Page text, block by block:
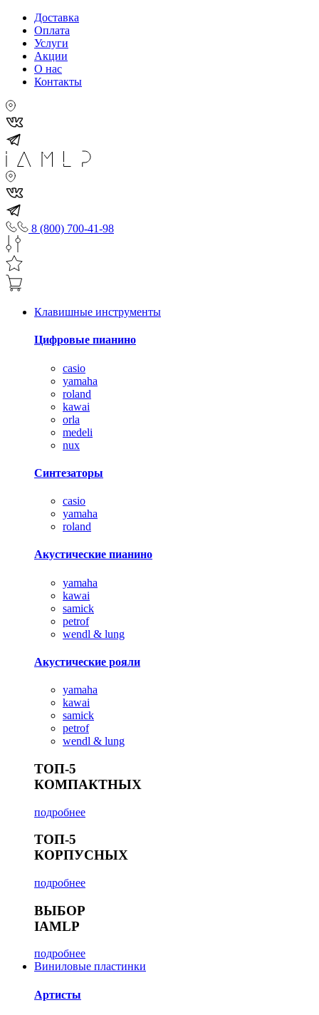
Доставка
Оплата
Услуги
Акции
О нас
Контакты
8 (800) 700-41-98
Клавишные инструменты
Цифровые пианино
casio
yamaha
roland
kawai
orla
medeli
nux
Синтезаторы
casio
yamaha
roland
Акустические пианино
yamaha
kawai
samick
petrof
wendl & lung
Акустические рояли
yamaha
kawai
samick
petrof
wendl & lung
ТОП-5
КОМПАКТНЫХ
подробнее
ТОП-5
КОРПУСНЫХ
подробнее
ВЫБОР
IAMLP
подробнее
Виниловые пластинки
Артисты